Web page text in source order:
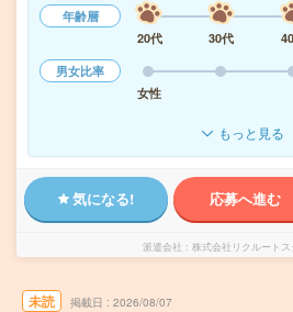
年齢層
20代
30代
男女比率
女性
もっと見る
気になる! 応募へ進む
派遣会社 株式会社リクルート
未読 掲載日 2026/08/07